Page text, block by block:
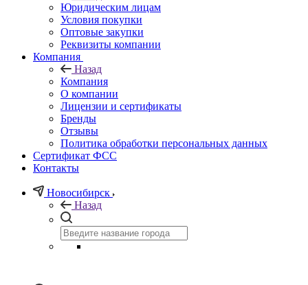
Юридическим лицам
Условия покупки
Оптовые закупки
Реквизиты компании
Компания
Назад
Компания
О компании
Лицензии и сертификаты
Бренды
Отзывы
Политика обработки персональных данных
Сертификат ФСС
Контакты
Новосибирск
Назад